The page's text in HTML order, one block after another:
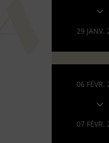
29 JANV.
06 FÉVR.
07 FÉVR.